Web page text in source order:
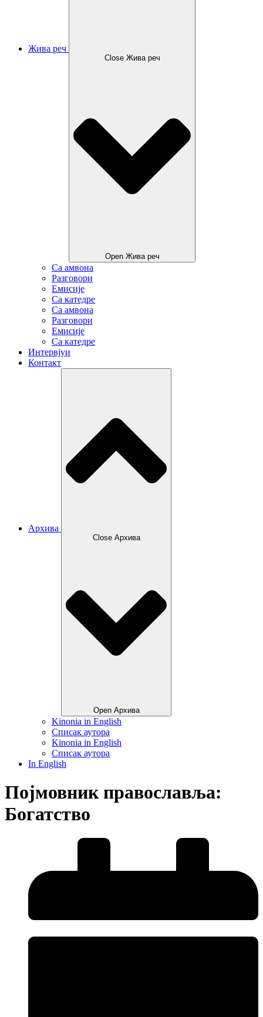
Жива реч
Close Жива реч
Open Жива реч
Са амвона
Разговори
Емисије
Са катедре
Са амвона
Разговори
Емисије
Са катедре
Интервјуи
Контакт
Архива
Close Архива
Open Архива
Kinonia in English
Списак аутора
Kinonia in English
Списак аутора
In English
Појмовник православља:
Богатство